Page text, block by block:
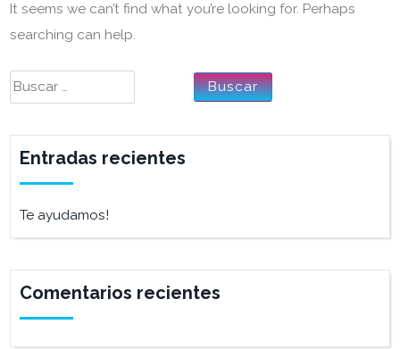
It seems we can’t find what you’re looking for. Perhaps
searching can help.
Buscar:
Entradas recientes
Te ayudamos!
Comentarios recientes